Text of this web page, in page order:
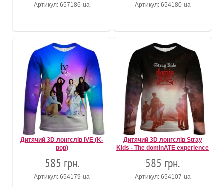
Артикул: 657186-ua Артикул: 654180-ua
Дитячий 3D лонгслів IVE (K-
pop)
585 грн.
Артикул: 654179-ua
Дитячий 3D лонгслів Stray
Kids - The dominATE experience
585 грн.
Артикул: 654107-ua